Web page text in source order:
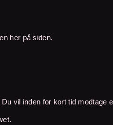
her på siden.
vil inden for kort tid